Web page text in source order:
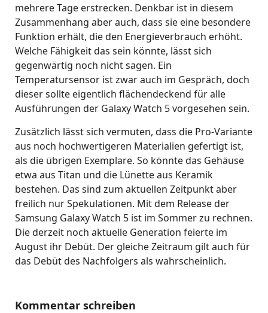
mehrere Tage erstrecken. Denkbar ist in diesem
Zusammenhang aber auch, dass sie eine besondere
Funktion erhält, die den Energieverbrauch erhöht.
Welche Fähigkeit das sein könnte, lässt sich
gegenwärtig noch nicht sagen. Ein
Temperatursensor ist zwar auch im Gespräch, doch
dieser sollte eigentlich flächendeckend für alle
Ausführungen der Galaxy Watch 5 vorgesehen sein.
Zusätzlich lässt sich vermuten, dass die Pro-Variante
aus noch hochwertigeren Materialien gefertigt ist,
als die übrigen Exemplare. So könnte das Gehäuse
etwa aus Titan und die Lünette aus Keramik
bestehen. Das sind zum aktuellen Zeitpunkt aber
freilich nur Spekulationen. Mit dem Release der
Samsung Galaxy Watch 5 ist im Sommer zu rechnen.
Die derzeit noch aktuelle Generation feierte im
August ihr Debüt. Der gleiche Zeitraum gilt auch für
das Debüt des Nachfolgers als wahrscheinlich.
Kommentar schreiben